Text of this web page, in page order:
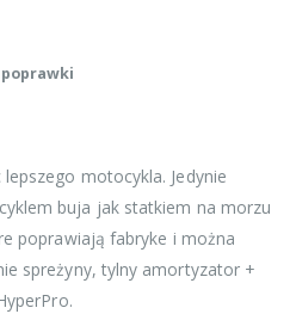
motocykla. Jedynie
buja jak statkiem na morzu
poprawiają fabryke i można
spreżyny, tylny amortyzator +